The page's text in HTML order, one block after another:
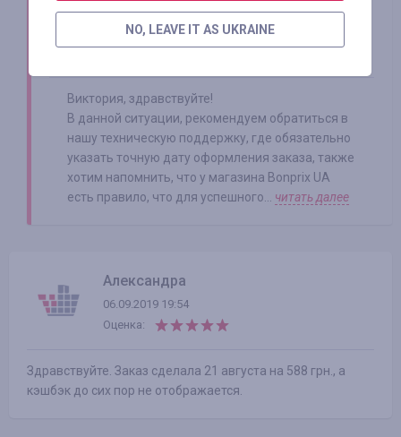
Smarty Sale
15.10.2019
Виктория, здравствуйте!
В данной ситуации, рекомендуем обратиться в
нашу техническую поддержку, где обязательно
указать точную дату оформления заказа, также
хотим напомнить, что у магазина Bonprix UA
есть правило, что для успешного... читать далее
Александра
06.09.2019 19:54
Оценка:
Здравствуйте. Заказ сделала 21 августа на 588 грн., а
кэшбэк до сих пор не отображается.
NO, LEAVE IT AS UKRAINE